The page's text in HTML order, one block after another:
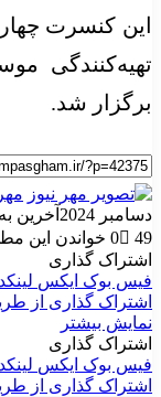
این کنسرت
تهیه‌کنندگی
برگزار شد.
دسامبر 2024
آخرین به
0
49
خواندن این مطلب 2 دقیقه
اشتراک گذاری
فیس بوک ایکس
اشتراک گذاری از
نمایش بیشتر
اشتراک گذاری
فیس بوک ایکس
اشتراک گذاری از